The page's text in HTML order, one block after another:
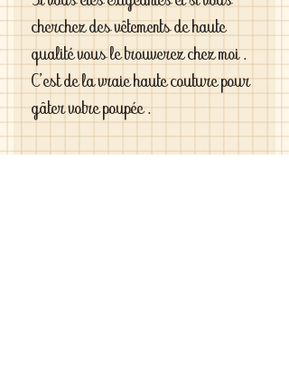
cherchez des vêtements de haute
qualité vous le trouverez chez moi .
C'est de la vraie haute couture pour
gâter votre poupée .